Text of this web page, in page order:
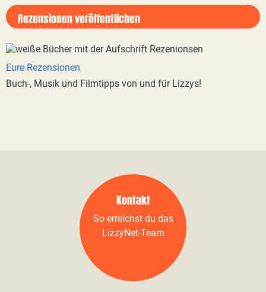
Rezensionen veröffentlichen
Eure Rezensionen
Buch-, Musik und Filmtipps von und für Lizzys!
Kontakt
So erreichst du das
LizzyNet-Team